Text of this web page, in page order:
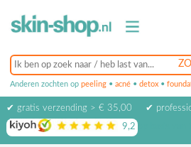
Anderen zochten op peeling • acné • detox •
✔ gratis verzending > € 35,00 ✔
9,2 op basis van